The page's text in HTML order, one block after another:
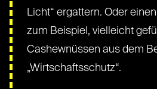
Licht“ ergattern. Oder
zum Beispiel, vielleicht
Cashewnüssen aus dem
„Wirtschaftsschutz“.